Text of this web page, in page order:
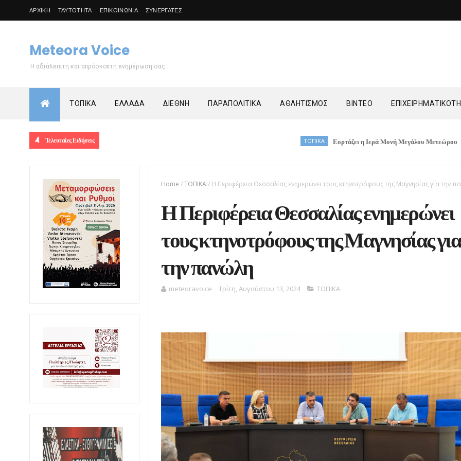
ΑΡΧΙΚΗ ΤΑΥΤΟΤΗΤΑ ΕΠΙΚΟΙΝΩΝΙΑ ΣΥΝΕΡΓΑΤΕΣ
Meteora Voice
Η αδιάλειπτη και απρόσκοπτη ενημέρωση σας...
ΤΟΠΙΚΑ ΕΛΛΑΔΑ ΔΙΕΘΝΗ ΠΑΡΑΠΟΛΙΤΙΚΑ ΑΘΛΗΤΙΣΜΟΣ ΒΙΝΤΕΟ
Τελευταίες Ειδήσεις Εορτάζει η Ιερά Μονή Μεγάλου Μετεώρου ΤΟΠΙΚΑ
Home /ΤΟΠΙΚΑ/ Η Περιφέρεια Θεσσαλίας ενημερώνει τους κτηνοτρόφους της Μαγνησίας για την
Η Περιφέρεια Θεσσαλίας ενημερώνει
τους κτηνοτρόφους της Μαγνησίας για
την πανώλη
meteoravoice Τρίτη, Αυγούστου 13, 2024 ΤΟΠΙΚΑ